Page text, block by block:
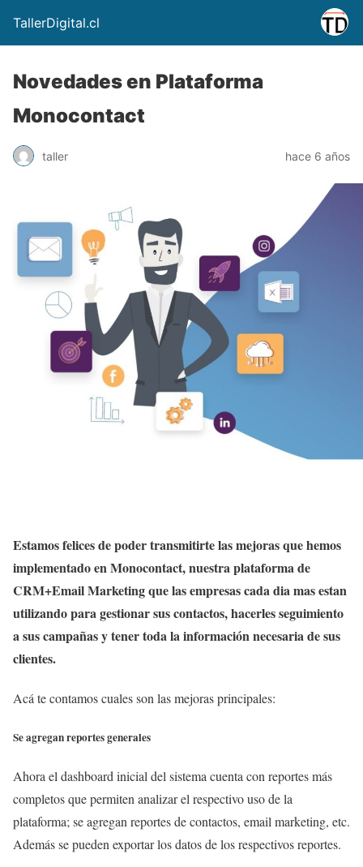
TallerDigital.cl
Novedades en Plataforma
Monocontact
taller hace 6 años
Estamos felices de poder transmitirte las mejoras que hemos
implementado en Monocontact, nuestra plataforma de
CRM+Email Marketing que las empresas cada dia mas estan
utilizando para gestionar sus contactos, hacerles seguimiento
a sus campañas y tener toda la información necesaria de sus
clientes.
Acá te contamos cuales son las mejoras principales:
Se agregan reportes generales
Ahora el dashboard inicial del sistema cuenta con reportes más
completos que permiten analizar el respectivo uso de la
plataforma; se agregan reportes de contactos, email marketing, etc.
Además se pueden exportar los datos de los respectivos reportes.